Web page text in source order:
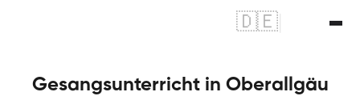
🇩🇪
Gesangsunterricht in Oberallgäu